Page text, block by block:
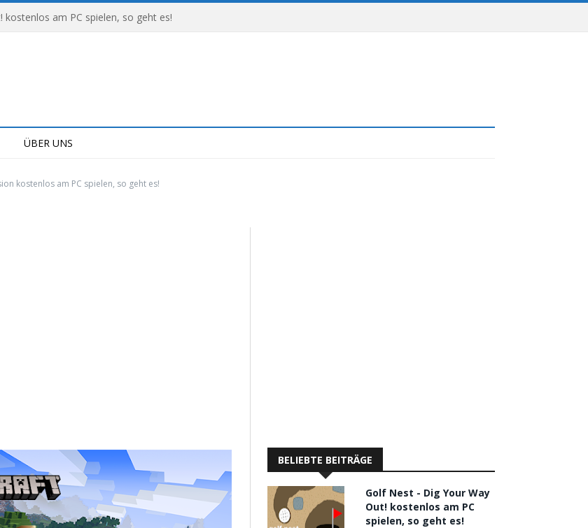
kostenlos am PC spielen, so geht es!
ÜBER UNS
kostenlos am PC spielen, so geht es!
BELIEBTE BEITRÄGE
Golf Nest - Dig Your Way
Out! kostenlos am PC
spielen, so geht es!